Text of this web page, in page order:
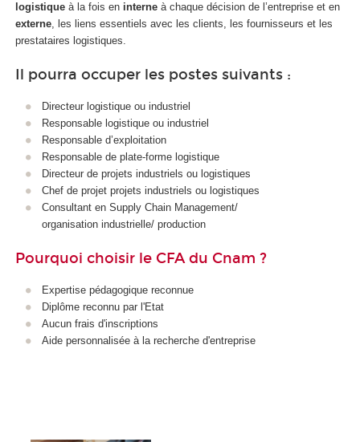
logistique à la fois en interne à chaque décision de l’entreprise et en
externe , les liens essentiels avec les clients, les fournisseurs et les
prestataires logistiques.
Il pourra occuper les postes suivants :
Directeur logistique ou industriel
Responsable logistique ou industriel
Responsable d’exploitation
Responsable de plate-forme logistique
Directeur de projets industriels ou logistiques
Chef de projet projets industriels ou logistiques
Consultant en Supply Chain Management/
organisation industrielle/ production
Pourquoi choisir le CFA du Cnam ?
Expertise pédagogique reconnue
Diplôme reconnu par l'Etat
Aucun frais d'inscriptions
Aide personnalisée à la recherche d'entreprise